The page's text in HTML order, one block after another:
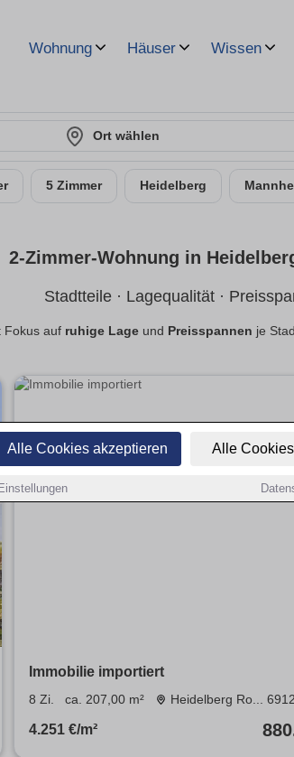
Alle Cookies akzeptieren Alle
Einstellungen
Wohnung Häuser Wissen
Ort wählen
5 Zimmer Heidelberg
2-Zimmer-Wohnung in
Stadtteile · Lagequalität ·
Fokus auf ruhige Lageund Preisspannen je
Immobilie importiert
8 Zi. ca. 207,00 m² Heidelberg Ro...
4.251 €/m²